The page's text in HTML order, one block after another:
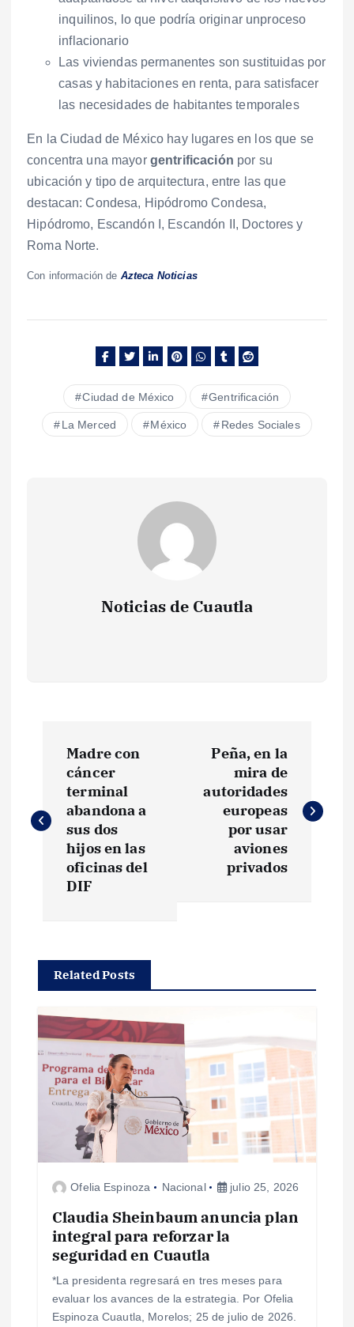
inquilinos, lo que podría originar unproceso
inflacionario
Las viviendas permanentes son sustituidas por
casas y habitaciones en renta, para satisfacer
las necesidades de habitantes temporales
En la Ciudad de México hay lugares en los que se
concentra una mayor gentrificación por su
ubicación y tipo de arquitectura, entre las que
destacan: Condesa, Hipódromo Condesa,
Hipódromo, Escandón I, Escandón II, Doctores y
Roma Norte.
Con información de Azteca Noticias
Ciudad de México Gentrificación
La Merced México Redes Sociales
Noticias de Cuautla
v
c
ó
e
Madre con
cáncer
terminal
abandona a
sus dos
hijos en las
oficinas del
DIF
Peña, en la
mira de
autoridades
europeas
por usar
aviones
privados
Related Posts
Ofelia Espinoza Nacional julio 25, 2026
Claudia Sheinbaum anuncia plan
integral para reforzar la
seguridad en Cuautla
*La presidenta regresará en tres meses para
evaluar los avances de la estrategia. Por Ofelia
Espinoza Cuautla, Morelos; 25 de julio de 2026.